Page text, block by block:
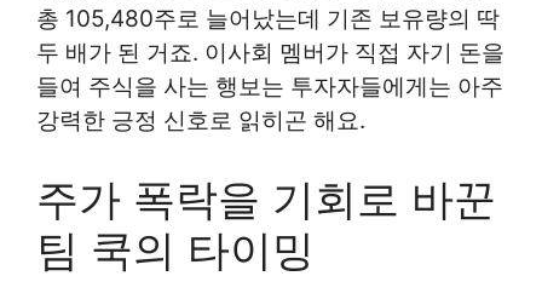
총 105,480주로 늘어났는데 기존 보유량의 딱
두 배가 된 거죠. 이사회 멤버가 직접 자기 돈을
들여 주식을 사는 행보는 투자자들에게는 아주
강력한 긍정 신호로 읽히곤 해요.
주가 폭락을 기회로 바꾼
팀 쿡의 타이밍